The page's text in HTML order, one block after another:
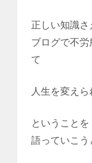
正しい知識さ
ブログで不
て
人生を変えら
ということを
語っていこう